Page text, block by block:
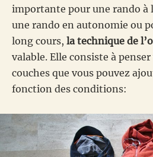
importante pour une rando à
une rando en autonomie ou
long cours, la technique de
valable. Elle consiste à
couches que vous pouvez
fonction des conditions: